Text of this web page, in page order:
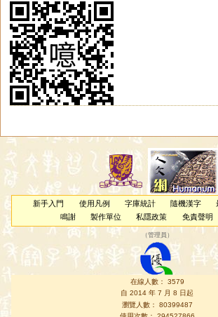
新手入門 使用凡例 字庫統計 隨機漢字
鳴謝
製作單位 私隱政策 免責聲明
（管理員 ）
在線人數： 3579
自 2014 年 7 月 8 日起
瀏覽人數： 80399487